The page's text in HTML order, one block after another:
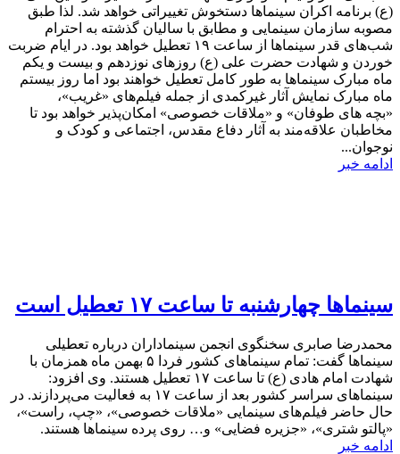
(ع) برنامه اکران سینماها دستخوش تغییراتی خواهد شد. لذا طبق
مصوبه سازمان سینمایی و مطابق با سالیان گذشته به احترام
شب‌های قدر سینماها از ساعت ۱۹ تعطیل خواهد بود. در ایام ضربت
خوردن و شهادت حضرت علی (ع) روزهای نوزدهم و بیست و یکم
ماه مبارک سینماها به طور کامل تعطیل خواهند بود اما روز بیستم
ماه مبارک نمایش آثار غیرکمدی از جمله فیلم‌های «غریب»،
«بچه های طوفان» و «ملاقات خصوصی» امکان‌پذیر خواهد بود تا
مخاطبان علاقه‌مند به آثار دفاع مقدس، اجتماعی و کودک و
نوجوان...
ادامه خبر
سینماها چهارشنبه تا ساعت ۱۷ تعطیل است
محمدرضا صابری سخنگوی انجمن سینماداران درباره تعطیلی
سینماها گفت: تمام سینماهای کشور فردا ۵ بهمن ماه همزمان با
شهادت امام هادی (ع) تا ساعت ۱۷ تعطیل هستند. وی افزود:
سینماهای سراسر کشور بعد از ساعت ۱۷ به فعالیت می‌پردازند. در
حال حاضر فیلم‌های سینمایی «ملاقات خصوصی»، «چپ، راست»،
«پالتو شتری»، «جزیره فضایی» و… روی پرده سینماها هستند.
ادامه خبر